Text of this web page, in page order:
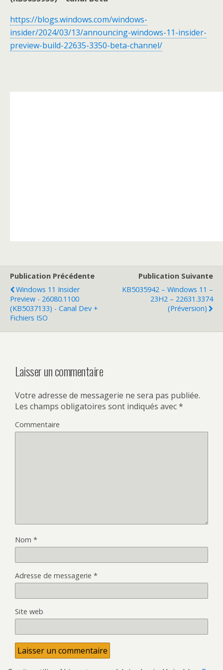
https://blogs.windows.com/windows-
insider/2024/03/13/announcing-windows-11-insider-
preview-build-22635-3350-beta-channel/
Publication Précédente
Windows 11 Insider
Preview - 26080.1100
(KB5037133) - Canal Dev +
Fichiers ISO
Publication Suivante
KB5035942 – Windows 11 –
23H2 – 22631.3374
(Préversion)
Laisser un commentaire
Votre adresse de messagerie ne sera pas publiée.
Les champs obligatoires sont indiqués avec*
Commentaire
Nom *
Adresse de messagerie *
Site web